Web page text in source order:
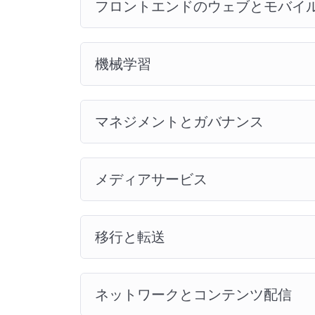
フロントエンドのウェブとモバイ
機械学習
マネジメントとガバナンス
メディアサービス
移行と転送
ネットワークとコンテンツ配信